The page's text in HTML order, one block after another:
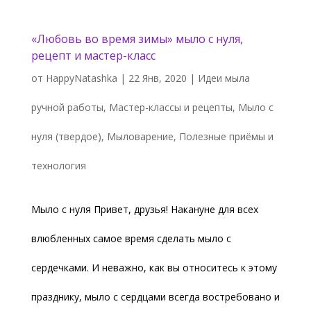
«Любовь во время зимы» мыло с нуля,
рецепт и мастер-класс
от HappyNatashka | 22 Янв, 2020 | Идеи мыла
ручной работы, Мастер-классы и рецепты, Мыло с
нуля (твердое), Мыловарение, Полезные приёмы и
технология
Мыло с нуля Привет, друзья! Накануне для всех
влюбленных самое время сделать мыло с
сердечками. И неважно, как вы относитесь к этому
празднику, мыло с сердцами всегда востребовано и